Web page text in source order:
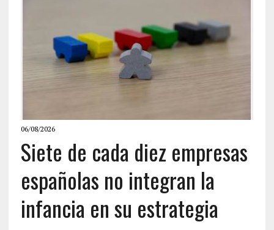
06/08/2026
Siete de cada diez empresas
españolas no integran la
infancia en su estrategia